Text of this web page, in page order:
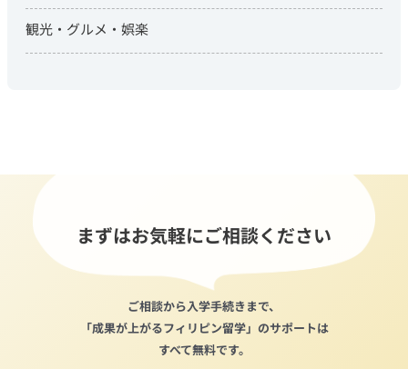
観光・グルメ・娯楽
まずはお気軽にご相談ください
ご相談から入学手続きまで、
「成果が上がるフィリピン留学」のサポートは
すべて無料です。